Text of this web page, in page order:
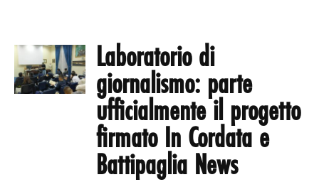
Laboratorio di
giornalismo: parte
ufficialmente il progetto
firmato In Cordata e
Battipaglia News